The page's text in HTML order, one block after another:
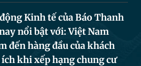
điện thoại
Kinh tế của Báo Thanh
nổi bật với: Việt Nam
đến hàng đầu của khách
khi xếp hạng chung cư